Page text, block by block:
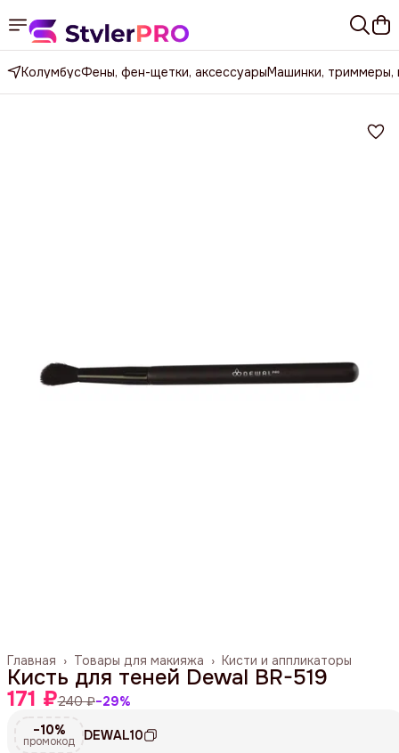
КолумбусФены, фен-щетки, аксессуарыМашинки, триммеры,
Кисти и аппликаторы
Товары для макияжа ›
Главная ›
Кисть для теней Dewal BR-519
171 ₽240 ₽−29%
−10%
промокод DEWAL10